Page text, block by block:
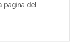
pagina del